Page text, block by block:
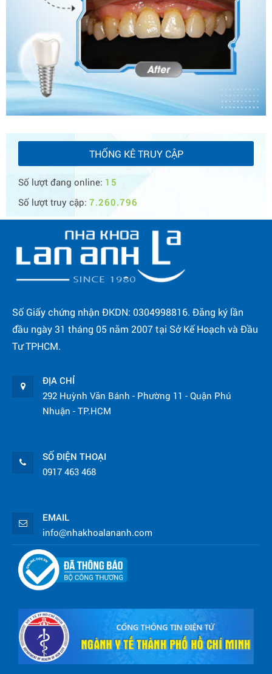
THỐNG KÊ TRUY CẬP
Số lượt đang online: 15
Số lượt truy cập: 7.260.796
Số Giấy chứng nhận ĐKDN: 0304998816. Đăng ký lần
đầu ngày 31 tháng 05 năm 2007 tại Sở Kế Hoạch và Đầu
Tư TPHCM.
ĐỊA CHỈ
292 Huỳnh Văn Bánh - Phường 11 - Quận Phú
Nhuận - TP.HCM
SỐ ĐIỆN THOẠI
0917 463 468
EMAIL
info@nhakhoalananh.com